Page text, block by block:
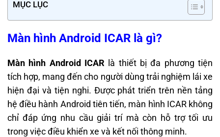
MỤC LỤC
Màn hình Android ICAR là gì?
Màn hình Android ICAR là thiết bị đa phương tiện
tích hợp, mang đến cho người dùng trải nghiệm lái xe
hiện đại và tiện nghi. Được phát triển trên nền tảng
hệ điều hành Android tiên tiến, màn hình ICAR không
chỉ đáp ứng nhu cầu giải trí mà còn hỗ trợ tối ưu
trong việc điều khiển xe và kết nối thông minh.